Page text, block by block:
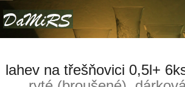
na
obsah
lahev na třešňovici 0,5l+